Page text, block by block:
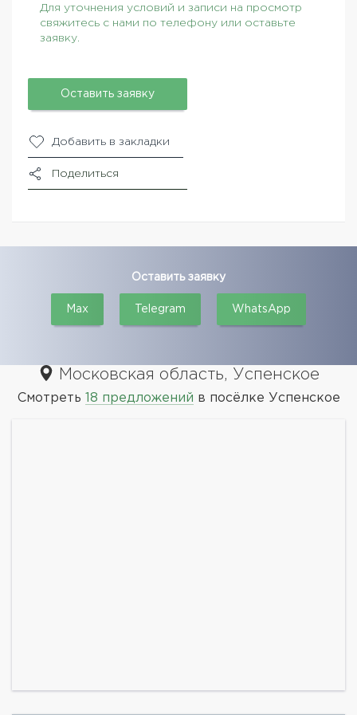
Для уточнения условий и записи на просмотр
свяжитесь с нами по телефону или оставьте
заявку.
Оставить заявку
Добавить в закладки
Поделиться
Оставить заявку
Max Telegram WhatsApp
Московская область, Успенское
Смотреть 18 предложений в посёлке Успенское